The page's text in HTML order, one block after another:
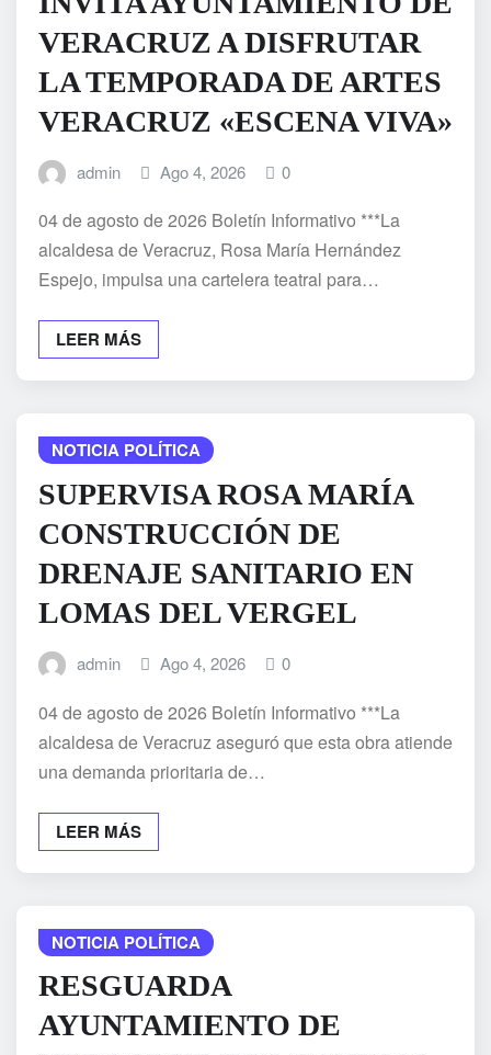
VERACRUZ A DISFRUTAR
LA TEMPORADA DE ARTES
VERACRUZ «ESCENA VIVA»
admin Ago 4, 2026 0
04 de agosto de 2026 Boletín Informativo ***La
alcaldesa de Veracruz, Rosa María Hernández
Espejo, impulsa una cartelera teatral para…
LEER MÁS
NOTICIA POLÍTICA
SUPERVISA ROSA MARÍA
CONSTRUCCIÓN DE
DRENAJE SANITARIO EN
LOMAS DEL VERGEL
admin Ago 4, 2026 0
04 de agosto de 2026 Boletín Informativo ***La
alcaldesa de Veracruz aseguró que esta obra atiende
una demanda prioritaria de…
LEER MÁS
NOTICIA POLÍTICA
RESGUARDA
AYUNTAMIENTO DE